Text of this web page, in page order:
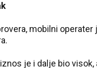
mobilni
je i dalje bio